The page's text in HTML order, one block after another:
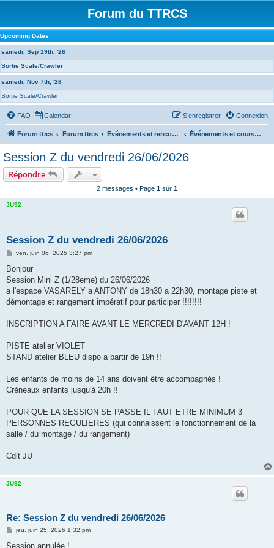
Forum du TTRCS
Upcoming Dates
samedi, Sep 19th, '26
Sortie Scale/Crawler
samedi, Nov 7th, '26
Sortie Scale/Crawler
FAQ Calendar Connexion
S’enregistrer
Forum ttrcs Forum ttrcs Evénements et rencontres Événements et courses à VASARELY
Session Z du vendredi 26/06/2026
Répondre
2 messages • Page 1 sur 1
JU92
Session Z du vendredi 26/06/2026
M
s
a
g
ven. juin 06, 2025 3:27 pm
Bonjour
Session Mini Z (1/28eme) du 26/06/2026
a l'espace VASARELY a ANTONY de 18h30 a 22h30, montage piste et
démontage et rangement impératif pour participer !!!!!!!!
INSCRIPTION A FAIRE AVANT LE MERCREDI D'AVANT 12H !
PISTE atelier VIOLET
STAND atelier BLEU dispo a partir de 19h !!
Les enfants de moins de 14 ans doivent être accompagnés !
Créneaux enfants jusqu'à 20h !!
POUR QUE LA SESSION SE PASSE IL FAUT ETRE MINIMUM 3
PERSONNES REGULIERES (qui connaissent le fonctionnement de la
salle / du montage / du rangement)
Cdlt JU
JU92
Re: Session Z du vendredi 26/06/2026
M
s
jeu. juin 25, 2026 1:32 pm
Session annulée !